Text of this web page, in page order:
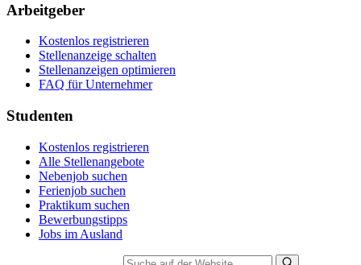
Arbeitgeber
Kostenlos registrieren
Stellenanzeige schalten
Stellenanzeigen optimieren
FAQ für Unternehmer
Studenten
Kostenlos registrieren
Alle Stellenangebote
Nebenjob suchen
Ferienjob suchen
Praktikum suchen
Bewerbungstipps
Jobs im Ausland